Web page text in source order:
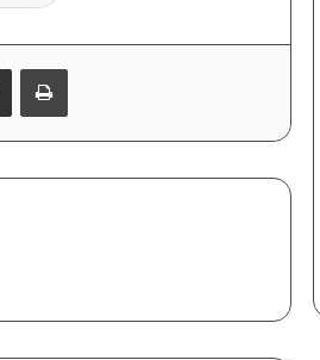
Deel via Email Print